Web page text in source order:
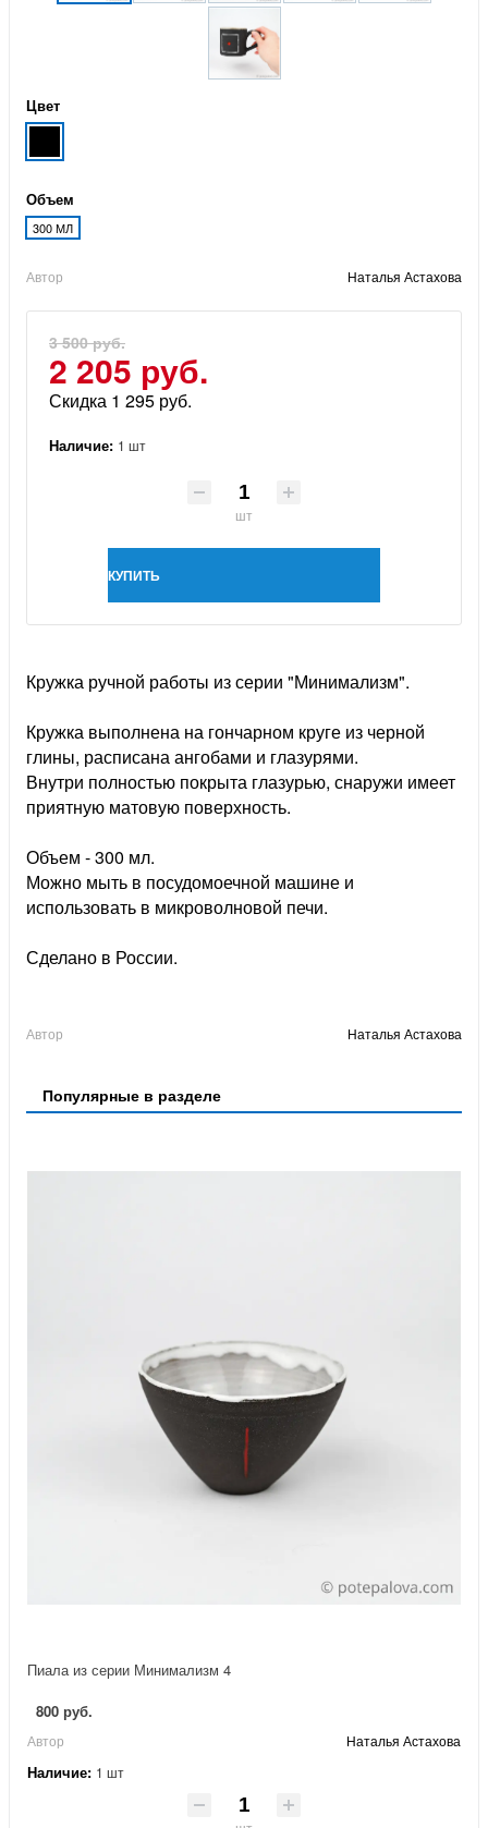
Цвет
Объем
300 МЛ
Автор Наталья Астахова
3 500 руб.
2 205 руб.
Скидка 1 295 руб.
Наличие: 1 шт
шт
КУПИТЬ
Кружка ручной работы из серии "Минимализм".
Кружка выполнена на гончарном круге из черной
глины, расписана ангобами и глазурями.
Внутри полностью покрыта глазурью, снаружи имеет
приятную матовую поверхность.
Объем - 300 мл.
Можно мыть в посудомоечной машине и
использовать в микроволновой печи.
Сделано в России.
Автор Наталья Астахова
Популярные в разделе
Пиала из серии Минимализм 4
800 руб.
Автор Наталья Астахова
Наличие: 1 шт